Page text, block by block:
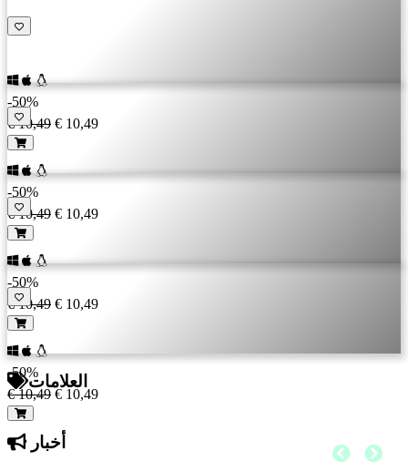
-50%
€ 10,49 € 10,49
-50%
€ 10,49 € 10,49
-50%
€ 10,49 € 10,49
-50%
€ 10,49 € 10,49
العلامات
أخبار